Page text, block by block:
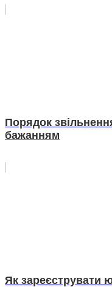
Порядок
бажанням
Як зареєструвати